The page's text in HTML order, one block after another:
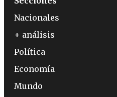
Nacionales
+ análisis
Política
Economía
Mundo